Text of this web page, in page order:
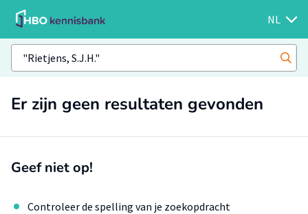
NL
Er zijn geen resultaten gevonden
Geef niet op!
Controleer de spelling van je zoekopdracht